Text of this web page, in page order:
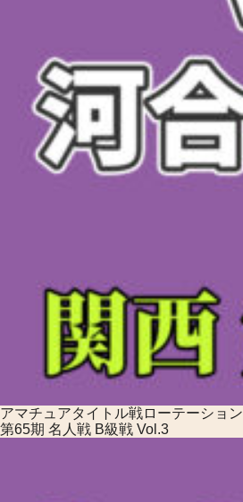
アマチュアタイトル戦ローテーション
第65期 名人戦 B級戦 Vol.3